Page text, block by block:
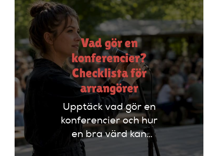
Vad gör en
konferencier?
Checklista för
arrangörer
Upptäck vad gör en
konferencier och hur
en bra värd kan
lyfta ditt event. Följ